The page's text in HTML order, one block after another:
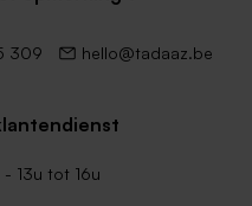
met roze
309 hello@tadaaz.be
13u tot 16u